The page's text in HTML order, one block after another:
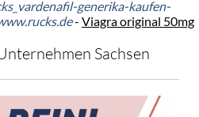
generika-kaufen-
- Viagra original 50mg
Sachsen